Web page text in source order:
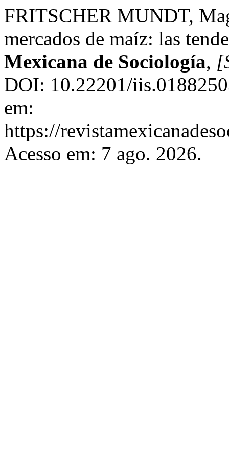
FRITSCHER MUNDT,
mercados de maíz: las
Mexicana de Sociología,
DOI: 10.22201/
em:
https://
Acesso em: 7 ago. 2026.